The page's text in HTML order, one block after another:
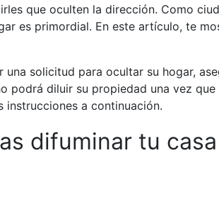
que oculten la dirección. Como
es primordial. En este artículo, te
una solicitud para ocultar su hogar,
podrá diluir su propiedad una vez
instrucciones a continuación.
difuminar tu